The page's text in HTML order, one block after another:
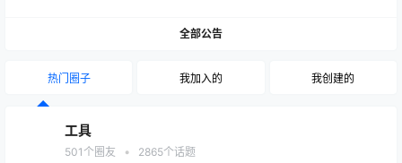
全部公告
热门圈子 我加入的 我创建的
工具
501 个圈友 • 2865个话题